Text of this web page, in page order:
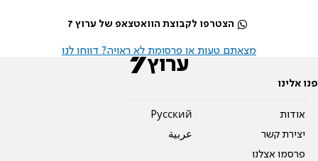
הצטרפו לקבוצת הוואטצאפ של ערוץ 7
מצאתם טעות או פרסומת לא ראויה? דווחו לנו
פנו אלינו
אודות
יצירת קשר
פרסמו אצלנו
Pусский
عربية